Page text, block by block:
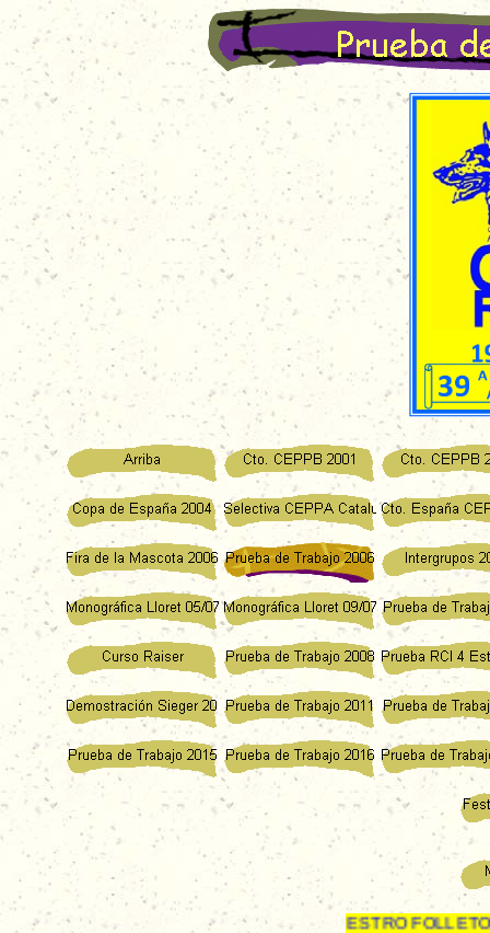
NUESTRO FOLLETO PUBLICITARIO LISTO